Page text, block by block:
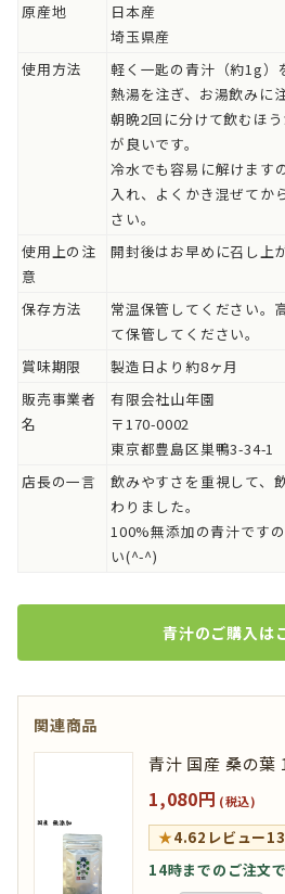
原産地
日本産
埼玉県産
使用方法
軽く一匙の青汁（約1g）
熱湯を注ぎ、お湯飲みに
朝晩2回に分けて飲むほ
が良いです。
冷水でも容易に解けます
入れ、よくかき混ぜてか
さい。
使用上の注
意
開封後はお早めに召し上
保存方法
常温保管してください。
て保管してください。
賞味期限
製造日より約8ヶ月
販売事業者
名
有限会社山年園
〒170-0002
東京都豊島区巣鴨3-34-1
店長の一言
飲みやすさを重視して、
わりました。
100%無添加の青汁です
い(^-^)
青汁のご購入は
関連商品
青汁 国産 桑の葉
1,080円 (税込)
★4.62 レビュー
14時までのご注文